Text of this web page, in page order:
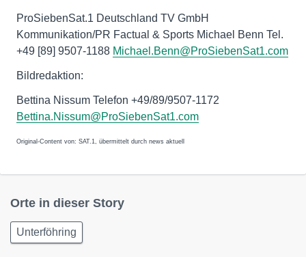
ProSiebenSat.1 Deutschland TV GmbH
Kommunikation/PR Factual & Sports Michael Benn Tel.
+49 [89] 9507-1188 Michael.Benn@ProSiebenSat1.com
Bildredaktion:
Bettina Nissum Telefon +49/89/9507-1172
Bettina.Nissum@ProSiebenSat1.com
Original-Content von: SAT.1, übermittelt durch news aktuell
Orte in dieser Story
Unterföhring